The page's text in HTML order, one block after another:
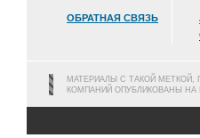
ОБРАТНАЯ СВЯЗЬ
МАТЕРИАЛЫ С ТАКОЙ МЕТКОЙ,
КОМПАНИЙ ОПУБЛИКОВАНЫ